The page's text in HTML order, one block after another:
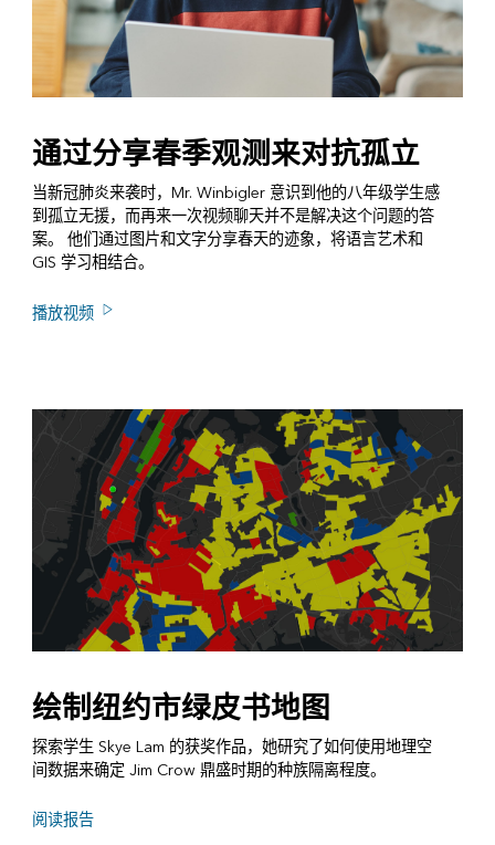
通过分享春季观测来对抗孤立
当新冠肺炎来袭时，Mr. Winbigler 意识到他的八年级学生感
到孤立无援，而再来一次视频聊天并不是解决这个问题的答
案。 他们通过图片和文字分享春天的迹象，将语言艺术和
GIS 学习相结合。
播放视频
绘制纽约市绿皮书地图
探索学生 Skye Lam 的获奖作品，她研究了如何使用地理空
间数据来确定 Jim Crow 鼎盛时期的种族隔离程度。
阅读报告